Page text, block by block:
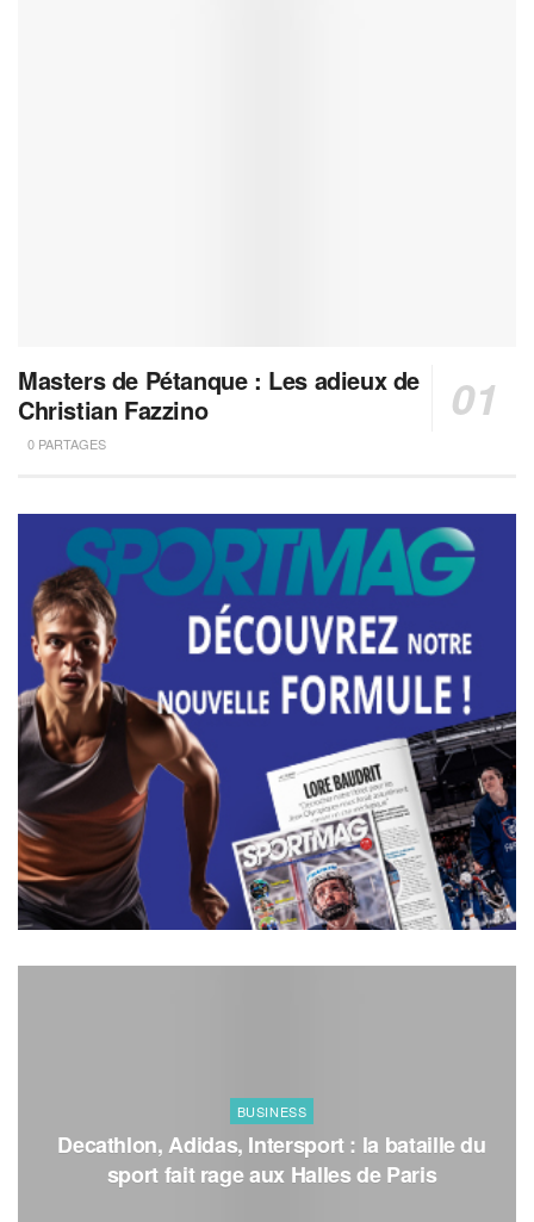
Masters de Pétanque : Les adieux de
Christian Fazzino
0 PARTAGES
BUSINESS
Decathlon, Adidas, Intersport : la bataille du
sport fait rage aux Halles de Paris